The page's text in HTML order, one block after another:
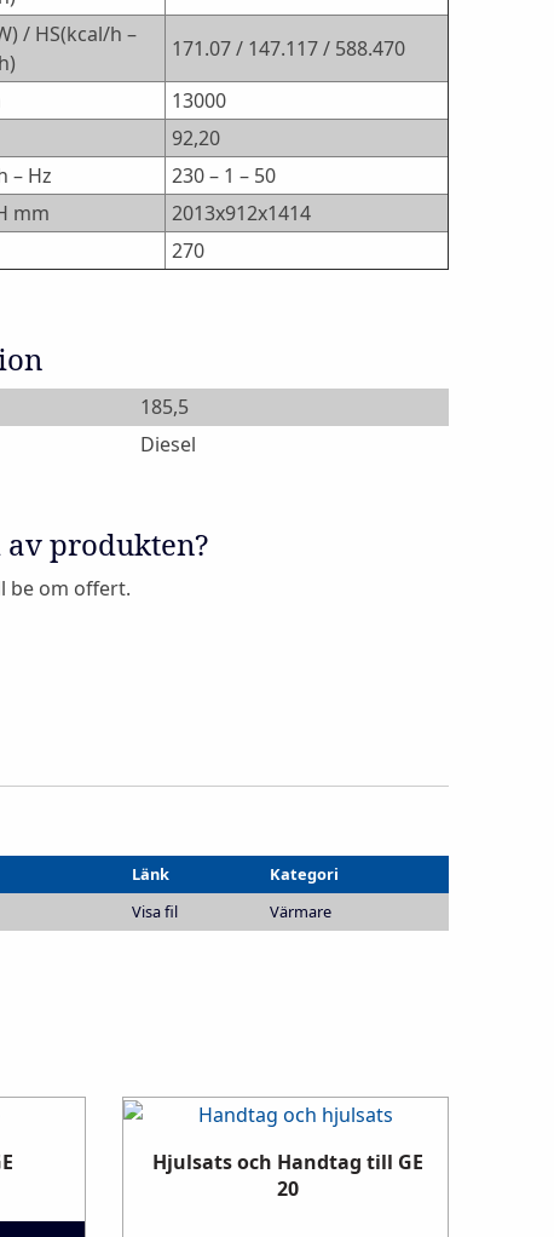
/ HS(kcal/h –
171.07 / 147.117 / 588.470
13000
92,20
– Hz
230 – 1 – 50
mm
2013x912x1414
270
185,5
Diesel
produkten?
be om offert.
Länk
Kategori
Visa fil Värmare
Hjulsats och Handtag till GE
20